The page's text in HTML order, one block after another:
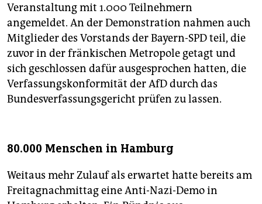
Veranstaltung mit 1.000 Teilnehmern
angemeldet. An der Demonstration nahmen auch
Mitglieder des Vorstands der Bayern-SPD teil, die
zuvor in der fränkischen Metropole getagt und
sich geschlossen dafür ausgesprochen hatten, die
Verfassungskonformität der AfD durch das
Bundesverfassungsgericht prüfen zu lassen.
80.000 Menschen in Hamburg
Weitaus mehr Zulauf als erwartet hatte bereits am
Freitagnachmittag eine Anti-Nazi-Demo in